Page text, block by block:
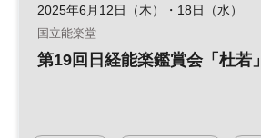
2025年6月12日（木）・18日（水）
国立能楽堂
第19回日経能楽鑑賞会「杜若」